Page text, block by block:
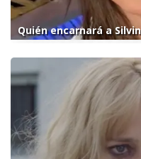
Quién encarnará a